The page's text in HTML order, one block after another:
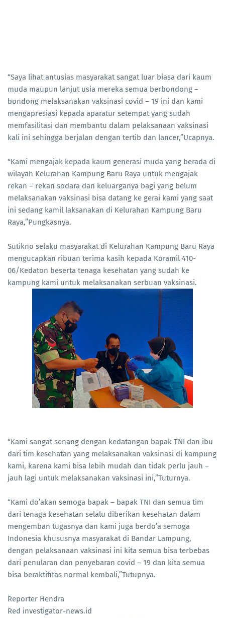
“Saya lihat antusias masyarakat sangat luar biasa dari kaum
muda maupun lanjut usia mereka semua berbondong –
bondong melaksanakan vaksinasi covid – 19 ini dan kami
mengapresiasi kepada aparatur setempat yang sudah
memfasilitasi dan membantu dalam pelaksanaan vaksinasi
kali ini sehingga berjalan dengan tertib dan lancer,”Ucapnya.
“Kami mengajak kepada kaum generasi muda yang berada di
wilayah Kelurahan Kampung Baru Raya untuk mengajak
rekan – rekan sodara dan keluarganya bagi yang belum
melaksanakan vaksinasi bisa datang ke gerai kami yang saat
ini sedang kamil laksanakan di Kelurahan Kampung Baru
Raya,”Pungkasnya.
Sutikno selaku masyarakat di Kelurahan Kampung Baru Raya
mengucapkan ribuan terima kasih kepada Koramil 410-
06/Kedaton beserta tenaga kesehatan yang sudah ke
kampung kami untuk melaksanakan serbuan vaksinasi.
“Kami sangat senang dengan kedatangan bapak TNI dan ibu
dari tim kesehatan yang melaksanakan vaksinasi di kampung
kami, karena kami bisa lebih mudah dan tidak perlu jauh –
jauh lagi untuk melaksanakan vaksinasi ini,”Tuturnya.
“Kami do’akan semoga bapak – bapak TNI dan semua tim
dari tenaga kesehatan selalu diberikan kesehatan dalam
mengemban tugasnya dan kami juga berdo’a semoga
Indonesia khususnya masyarakat di Bandar Lampung,
dengan pelaksanaan vaksinasi ini kita semua bisa terbebas
dari penularan dan penyebaran covid – 19 dan kita semua
bisa beraktifitas normal kembali,”Tutupnya.
Reporter Hendra
Red investigator-news.id